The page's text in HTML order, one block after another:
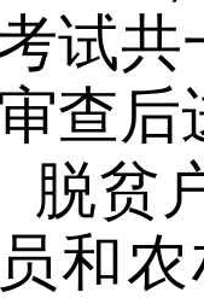
试共
审查后
脱贫
员和